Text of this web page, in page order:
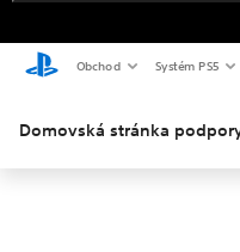
Obchod Systém PS5
Domovská stránka